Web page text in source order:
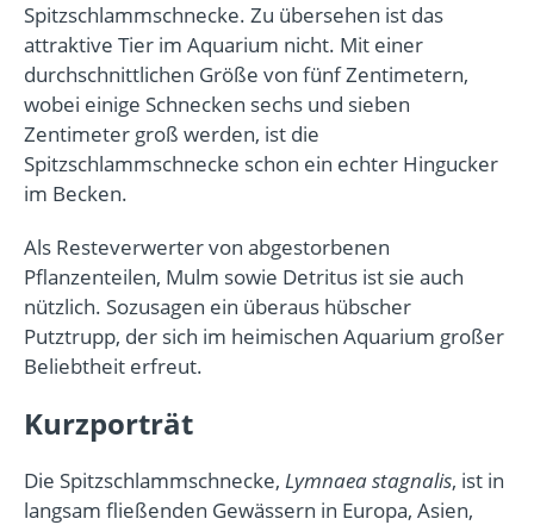
Spitzschlammschnecke. Zu übersehen ist das
attraktive Tier im Aquarium nicht. Mit einer
durchschnittlichen Größe von fünf Zentimetern,
wobei einige Schnecken sechs und sieben
Zentimeter groß werden, ist die
Spitzschlammschnecke schon ein echter Hingucker
im Becken.
Als Resteverwerter von abgestorbenen
Pflanzenteilen, Mulm sowie Detritus ist sie auch
nützlich. Sozusagen ein überaus hübscher
Putztrupp, der sich im heimischen Aquarium großer
Beliebtheit erfreut.
Kurzporträt
Die Spitzschlammschnecke, Lymnaea stagnalis, ist in
langsam fließenden Gewässern in Europa, Asien,